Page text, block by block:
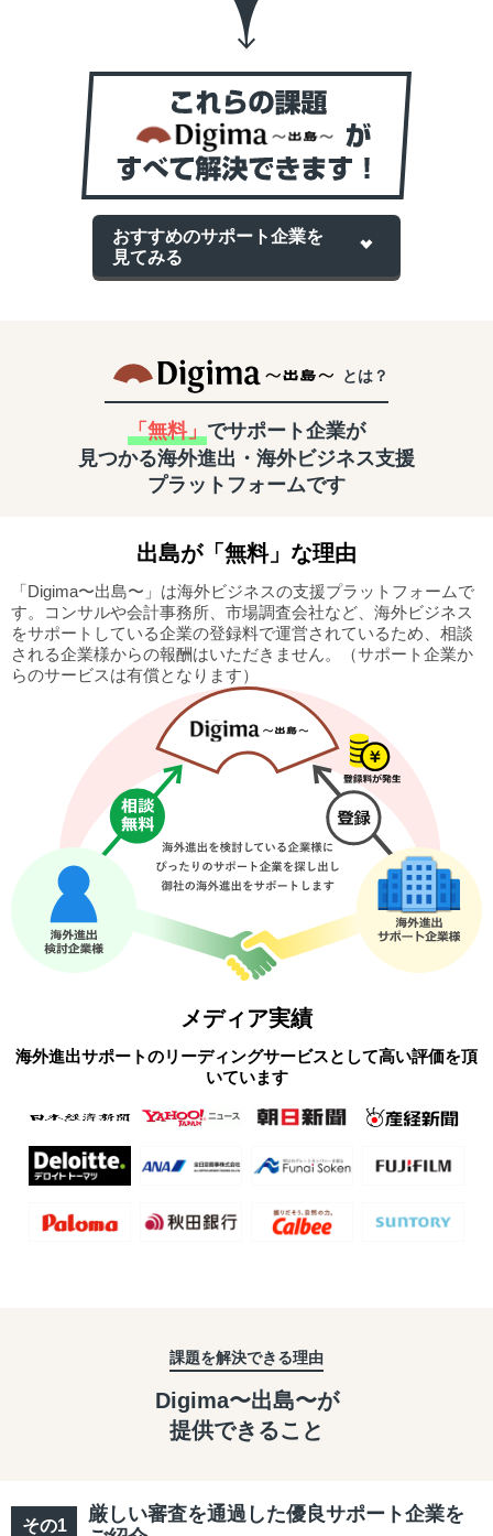
おすすめのサポート企業を
見てみる
とは？
「無料」 でサポート企業が
見つかる海外進出・海外ビジネス支援
プラットフォームです
出島が「無料」な理由
「Digima〜出島〜」は海外ビジネスの支援プラットフォームで
す。
コンサルや会計事務所、市場調査会社など、海外ビジネス
をサポートしている企業の登録料で運営されているため、相談
される企業様からの報酬はいただきません。
（サポート企業か
らのサービスは有償となります）
メディア実績
海外進出サポートのリーディングサービスとして高い評価を頂
いています
課題を解決できる理由
Digima〜出島〜が
提供できること
厳しい審査を通過した優良サポート企業を